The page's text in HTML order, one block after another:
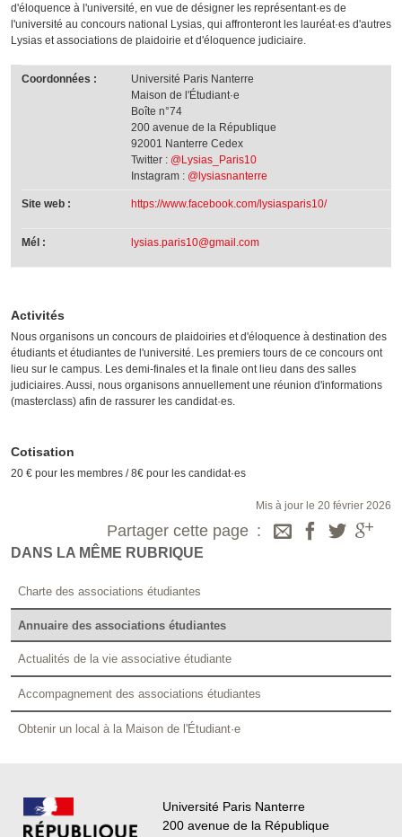
d'éloquence à l'université, en vue de désigner les représentant·es de
l'université au concours national Lysias, qui affronteront les lauréat·es d'autres
Lysias et associations de plaidoirie et d'éloquence judiciaire.
Coordonnées :
Université Paris Nanterre
Maison de l'Étudiant·e
Boîte n°74
200 avenue de la République
92001 Nanterre Cedex
Twitter : @Lysias_Paris10
Instagram : @lysiasnanterre
Site web : https://www.facebook.com/lysiasparis10/
Mél : lysias.paris10@gmail.com
Activités
Nous organisons un concours de plaidoiries et d'éloquence à destination des
étudiants et étudiantes de l'université. Les premiers tours de ce concours ont
lieu sur le campus. Les demi-finales et la finale ont lieu dans des salles
judiciaires. Aussi, nous organisons annuellement une réunion d'informations
(masterclass) afin de rassurer les candidat·es.
Cotisation
20 € pour les membres / 8€ pour les candidat·es
Mis à jour le 20 février 2026
Partager cette page
DANS LA MÊME RUBRIQUE
Charte des associations étudiantes
Annuaire des associations étudiantes
Actualités de la vie associative étudiante
Accompagnement des associations étudiantes
Obtenir un local à la Maison de l'Étudiant·e
Université Paris Nanterre
200 avenue de la République